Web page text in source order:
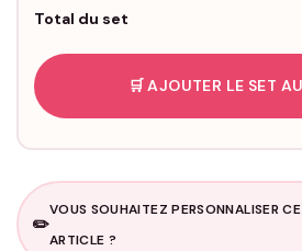
Total du set
🛒 AJOUTER LE SET
✏️
VOUS SOUHAITEZ PERSONNALISER
ARTICLE ?